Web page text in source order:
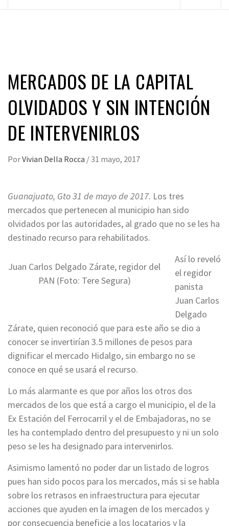
MERCADOS DE LA CAPITAL
OLVIDADOS Y SIN INTENCIÓN
DE INTERVENIRLOS
PorVivian Della Rocca / 31 mayo, 2017
Guanajuato, Gto 31 de mayo de 2017. Los tres
mercados que pertenecen al municipio han sido
olvidados por las autoridades, al grado que no se les ha
destinado recurso para rehabilitados.
Juan Carlos Delgado Zárate, regidor del
PAN (Foto: Tere Segura)
Así lo reveló
el regidor
panista
Juan Carlos
Delgado
Zárate, quien reconoció que para este año se dio a
conocer se invertirían 3.5 millones de pesos para
dignificar el mercado Hidalgo, sin embargo no se
conoce en qué se usará el recurso.
Lo más alarmante es que por años los otros dos
mercados de los que está a cargo el municipio, el de la
Ex Estación del Ferrocarril y el de Embajadoras, no se
les ha contemplado dentro del presupuesto y ni un solo
peso se les ha designado para intervenirlos.
Asimismo lamentó no poder dar un listado de logros
pues han sido pocos para los mercados, más si se habla
sobre los retrasos en infraestructura para ejecutar
acciones que ayuden en la imagen de los mercados y
por consecuencia beneficie a los locatarios y la